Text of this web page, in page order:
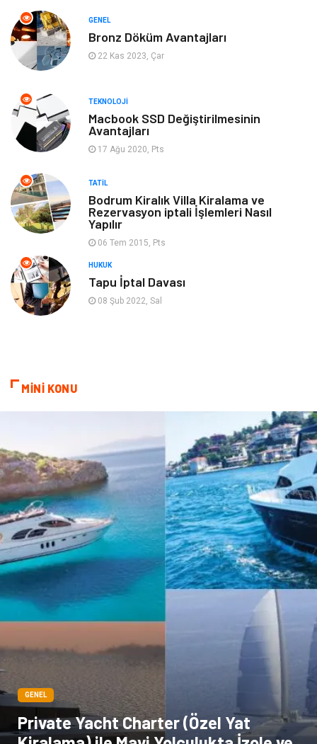
Mobilya
Tekstil Genel Kültür
Turizm Spor Malzemeleri
Hediyelik Eşya
oyun alanları
Blogroll
Cruise
Güzellik
GENEL
Bronz Döküm Avantajları
22 Kas 2023, Çar
TEKNOLOJI
Macbook SSD Değiştirilmesinin
Avantajları
17 Ağu 2020, Pts
TATIL
Bodrum Kiralık Villa Kiralama ve
Rezervasyon iptali İşlemleri Nasıl
Yapılır
06 Tem 2015, Pts
HUKUK
Tapu İptal Davası
08 Şub 2022, Sal
MİNİ KONU
GENEL
Private Yacht Charter (Özel Yat